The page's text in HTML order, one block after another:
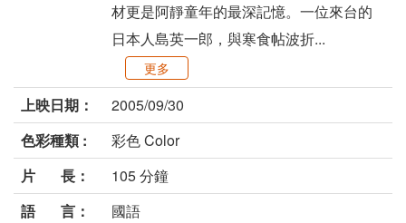
材更是阿靜童年的最深記憶。一位來台的
日本人島英一郎，與寒食帖波折...
更多
上映日期：
2005/09/30
色彩種類 :
彩色 Color
片 長：
105 分鐘
語 言：
國語